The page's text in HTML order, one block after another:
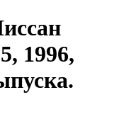
1996,